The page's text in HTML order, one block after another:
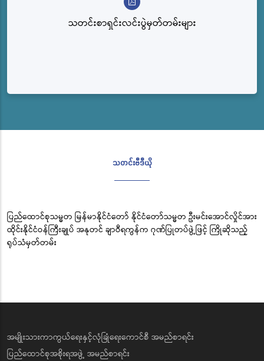
သတင်းစာရှင်းလင်းပွဲမှတ်တမ်းများ
သတင်းဗီဒီယို
ပြည်ထောင်စုသမ္မတ မြန်မာနိုင်ငံတော် နိုင်ငံတော်သမ္မတ ဦးမင်းအောင်လှိုင်အား
ထိုင်းနိုင်ငံဝန်ကြီးချုပ် အနုတင် ချာဝီရကွန်က ဂုဏ်ပြုတပ်ဖွဲ့ဖြင့် ကြိုဆိုသည့်
ရုပ်သံမှတ်တမ်း
အမျိုးသားကာကွယ်ရေးနှင့်လုံခြုံရေးကောင်စီ အမည်စာရင်း
ပြည်ထောင်စုအစိုးရအဖွဲ့ အမည်စာရင်း